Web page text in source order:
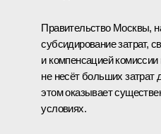
Правительство Москвы,
субсидирование затрат,
и компенсацией
не несёт больших затрат
этом оказывает
условиях.